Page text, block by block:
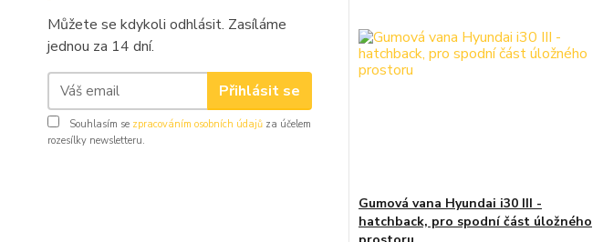
Můžete se kdykoli odhlásit. Zasíláme
jednou za 14 dní.
Přihlásit se
Souhlasím se zpracováním osobních údajů za účelem
rozesílky newsletteru.
Gumová vana Hyundai i30 III -
hatchback, pro spodní část úložného